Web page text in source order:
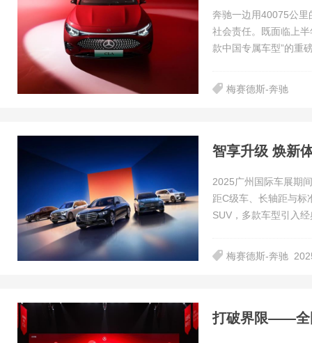
奔驰一边用40075公里
社会责任。既面临上
款中国专属车型”的重
梅赛德斯-奔驰
智享升级 焕新
2025广州国际车展期
距C级车、长轴距与标
SUV，多款车型引入经
梅赛德斯-奔驰